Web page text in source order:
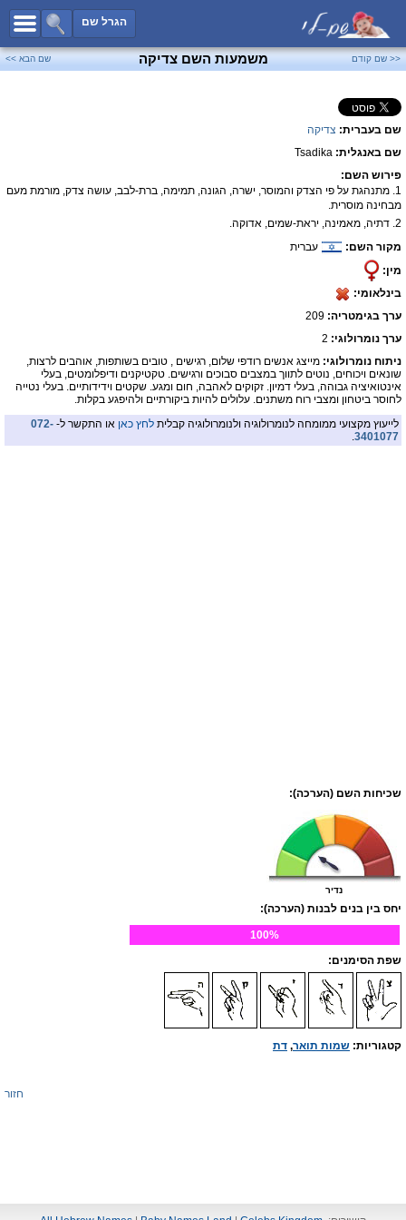
הגרל שם
כל השמות
שמות לבנים
שמות נדירים
פייסבוק
<< שם קודם משמעות השם צדיקה שם הבא >>
שם בעברית: צדיקה
שם באנגלית: Tsadika
פירוש השם:
1. מתנהגת על פי הצדק והמוסר, ישרה, הגונה, תמימה, ברת-לבב, עושה צדק, מורמת מעם
מבחינה מוסרית.
2. דתיה, מאמינה, יראת-שמים, אדוקה.
מקור השם:
עברית
מין:
בינלאומי:
ערך בגימטריה:
ערך נומרולוגי: 2
ניתוח נומרולוגי: מייצג אנשים רודפי שלום, רגישים , טובים בשותפות, אוהבים לרצות,
שונאים ויכוחים, נוטים לתווך במצבים סבוכים ורגישים. טקטיקנים ודיפלומטים, בעלי
אינטואיציה גבוהה, בעלי דמיון. זקוקים לאהבה, חום ומגע. שקטים וידידותיים. בעלי נטייה
לחוסר ביטחון ומצבי רוח משתנים. עלולים להיות ביקורתיים ולהיפגע בקלות.
לייעוץ מקצועי ממומחה לנומרולוגיה ולנומרולוגיה קבלית לחץ כאן או התקשר ל- 072-
3401077
.
שכיחות השם (הערכה):
נדיר
יחס בין בנים לבנות (הערכה):
100%
שפת הסימנים:
קטגוריות: שמות תואר, דת
חזור